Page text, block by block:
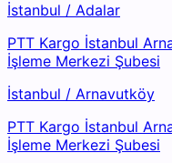
İstanbul / Adalar
PTT Kargo İstanbul
İşleme Merkezi Şubesi
İstanbul / Arnavutköy
PTT Kargo İstanbul
İşleme Merkezi Şubesi